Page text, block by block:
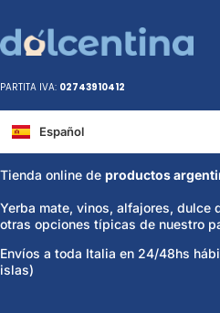
PARTITA IVA: 02743910412
Español
Italiano
Tienda online de productos
Yerba mate, vinos, alfajores, dulce
otras opciones típicas de nuestro
Envíos a toda Italia en 24/48hs
islas)